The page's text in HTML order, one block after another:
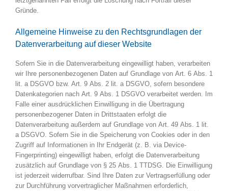
Gründe.
Allgemeine Hinweise zu den Rechtsgrundlagen der
Datenverarbeitung auf dieser Website
Sofern Sie in die Datenverarbeitung eingewilligt haben, verarbeiten
wir Ihre personenbezogenen Daten auf Grundlage von Art. 6 Abs. 1
lit. a DSGVO bzw. Art. 9 Abs. 2 lit. a DSGVO, sofern besondere
Datenkategorien nach Art. 9 Abs. 1 DSGVO verarbeitet werden. Im
Falle einer ausdrücklichen Einwilligung in die Übertragung
personenbezogener Daten in Drittstaaten erfolgt die
Datenverarbeitung außerdem auf Grundlage von Art. 49 Abs. 1 lit.
a DSGVO. Sofern Sie in die Speicherung von Cookies oder in den
Zugriff auf Informationen in Ihr Endgerät (z. B. via Device-
Fingerprinting) eingewilligt haben, erfolgt die Datenverarbeitung
zusätzlich auf Grundlage von § 25 Abs. 1 TTDSG. Die Einwilligung
ist jederzeit widerrufbar. Sind Ihre Daten zur Vertragserfüllung oder
zur Durchführung vorvertraglicher Maßnahmen erforderlich,